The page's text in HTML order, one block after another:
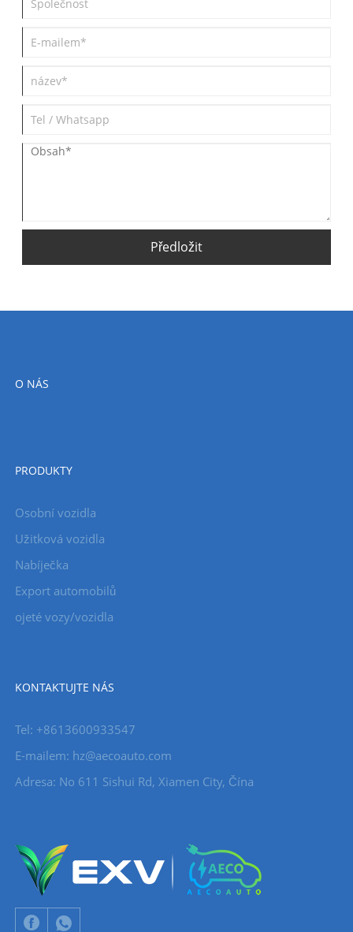
Předložit
O NÁS
PRODUKTY
Osobní vozidla
Užitková vozidla
Nabíječka
Export automobilů
ojeté vozy/vozidla
KONTAKTUJTE NÁS
Tel: +8613600933547
E-mailem: hz@aecoauto.com
Adresa: No 611 Sishui Rd, Xiamen City, Čína